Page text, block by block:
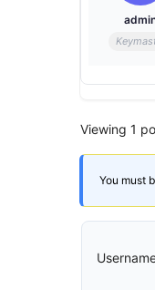
Viewing 1
You must